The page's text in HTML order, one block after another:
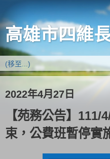
高雄市四維
2022年4月27日
【苑務公告】111/
束，公費班暫停實